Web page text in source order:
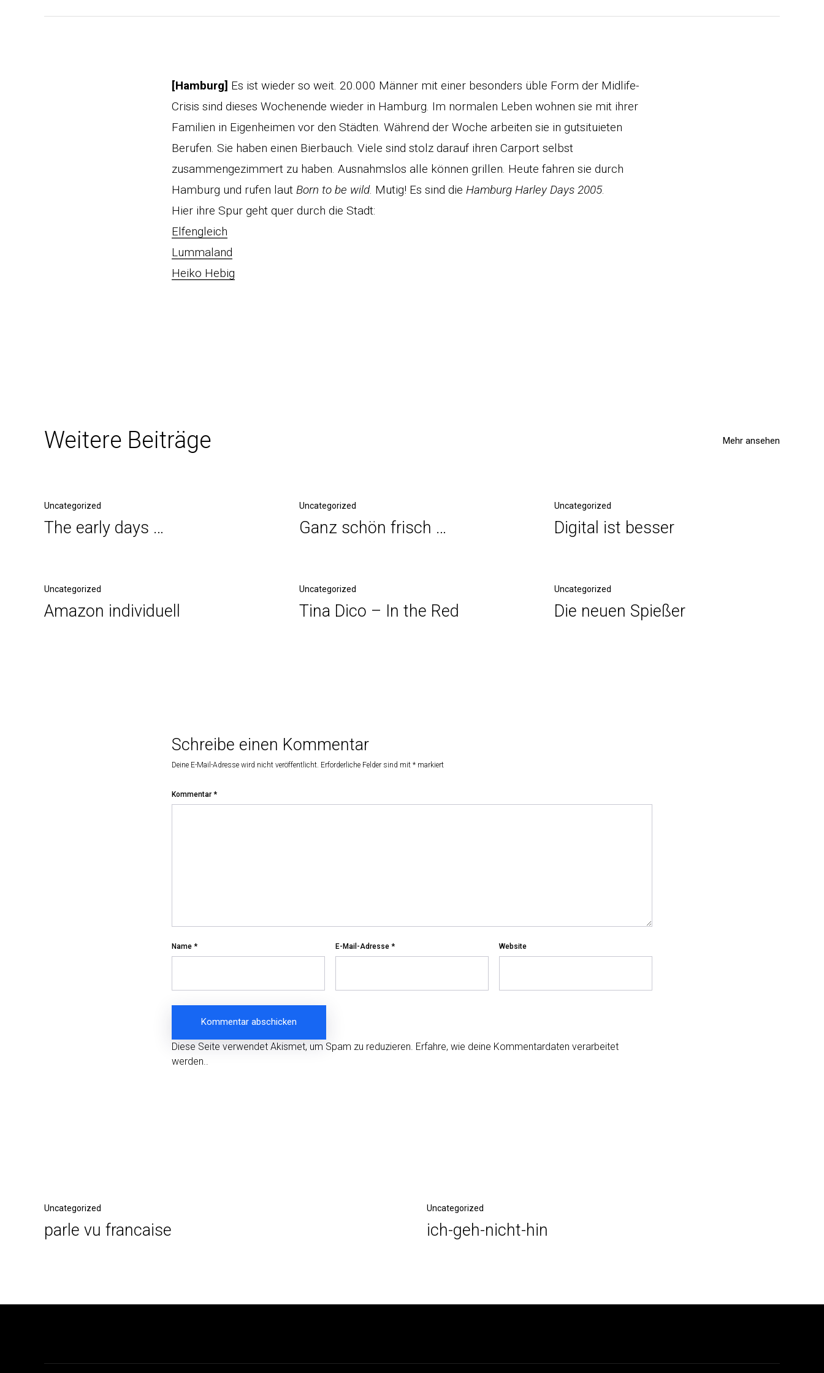
[Hamburg] Es ist wieder so weit. 20.000 Männer mit einer besonders üble Form der Midlife-
Crisis sind dieses Wochenende wieder in Hamburg. Im normalen Leben wohnen sie mit ihrer
Familien in Eigenheimen vor den Städten. Während der Woche arbeiten sie in gutsituieten
Berufen. Sie haben einen Bierbauch. Viele sind stolz darauf ihren Carport selbst
zusammengezimmert zu haben. Ausnahmslos alle können grillen. Heute fahren sie durch
Hamburg und rufen laut Born to be wild. Mutig! Es sind die Hamburg Harley Days 2005.
Hier ihre Spur geht quer durch die Stadt:
Elfengleich
Lummaland
Heiko Hebig
Weitere Beiträge Mehr ansehen
Uncategorized
The early days …
Uncategorized
Ganz schön frisch …
Uncategorized
Digital ist besser
Uncategorized
Amazon individuell
Uncategorized
Tina Dico – In the Red
Uncategorized
Die neuen Spießer
Schreibe einen Kommentar
Deine E-Mail-Adresse wird nicht veröffentlicht. Erforderliche Felder sind mit * markiert
Kommentar *
Name * E-Mail-Adresse * Website
Diese Seite verwendet Akismet, um Spam zu reduzieren. Erfahre, wie deine Kommentardaten verarbeitet
werden..
Vorheriger
Beitrag
Uncategorized
parle vu francaise
Nächster
Beitrag
Uncategorized
ich-geh-nicht-hin